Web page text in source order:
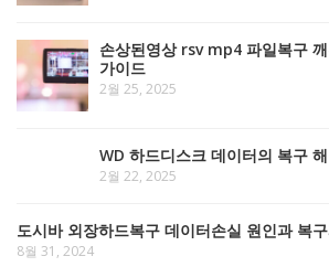
손상된영상 rsv mp4 파일복구
가이드
2월 25, 2025
WD 하드디스크 데이터의 복구
2월 22, 2025
도시바 외장하드복구 데이터손실 원인과 복
8월 31, 2024